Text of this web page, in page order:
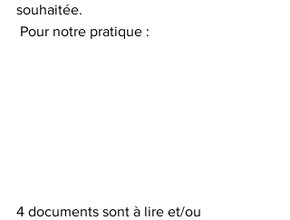
souhaitée.
Pour notre pratique :
4 documents sont à lire et/ou